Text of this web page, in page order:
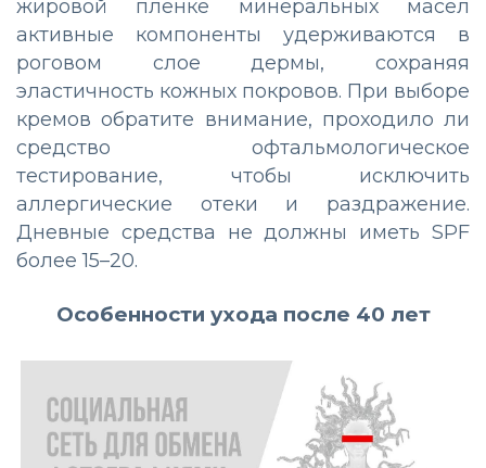
жировой пленке минеральных масел
активные компоненты удерживаются в
роговом слое дермы, сохраняя
эластичность кожных покровов. При выборе
кремов обратите внимание, проходило ли
средство офтальмологическое
тестирование, чтобы исключить
аллергические отеки и раздражение.
Дневные средства не должны иметь SPF
более 15–20.
Особенности ухода после 40 лет